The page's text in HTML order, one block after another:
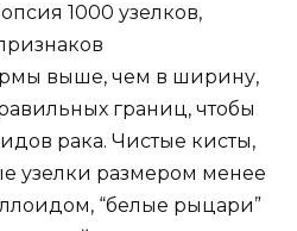
1000 узелков,
выше, чем в ширину,
границ, чтобы
рака. Чистые кисты,
узелки размером менее
“белые рыцари”